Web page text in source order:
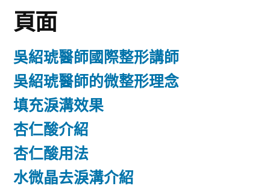
頁面
吳紹琥醫師國際整形講師
吳紹琥醫師的微整形理念
填充淚溝效果
杏仁酸介紹
杏仁酸用法
水微晶去淚溝介紹